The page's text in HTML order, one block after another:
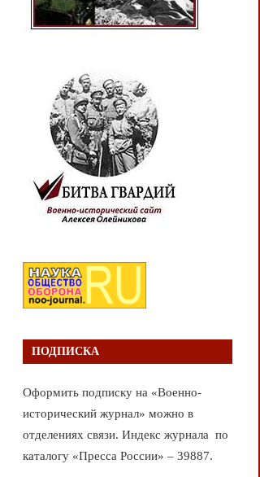
ПОДПИСКА
Оформить подписку на «Военно-
исторический журнал» можно в
отделениях связи. Индекс журнала по
каталогу «Пресса России» – 39887.